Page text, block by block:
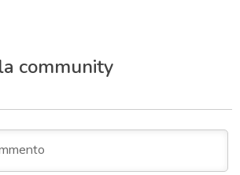
community